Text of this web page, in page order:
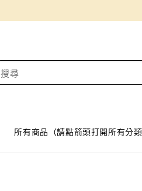
搜尋
所有商品（請點箭頭打開所有分類